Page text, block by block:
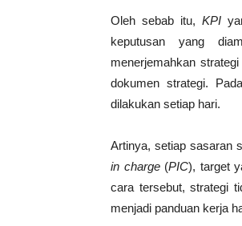
Oleh sebab itu, KPI
keputusan yang
menerjemahkan
dokumen strategi.
dilakukan setiap hari.
Artinya, setiap sasaran
in charge(PIC), target
cara tersebut, strategi
menjadi panduan kerja